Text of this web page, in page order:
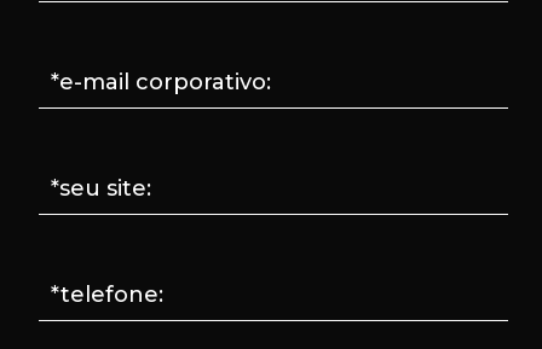
*e-mail corporativo:
*seu site:
*telefone: